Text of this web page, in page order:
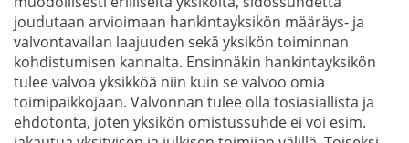
joudutaan arvioimaan hankintayksikön määräys- ja
valvontavallan laajuuden sekä yksikön toiminnan
kohdistumisen kannalta. Ensinnäkin hankintayksikön
tulee valvoa yksikköä niin kuin se valvoo omia
toimipaikkojaan. Valvonnan tulee olla tosiasiallista ja
ehdotonta, joten yksikön omistussuhde ei voi esim.